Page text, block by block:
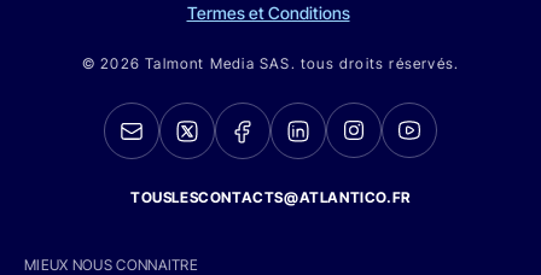
Termes et Conditions
© 2026 Talmont Media SAS. tous droits réservés.
TOUSLESCONTACTS@ATLANTICO.FR
MIEUX NOUS CONNAITRE